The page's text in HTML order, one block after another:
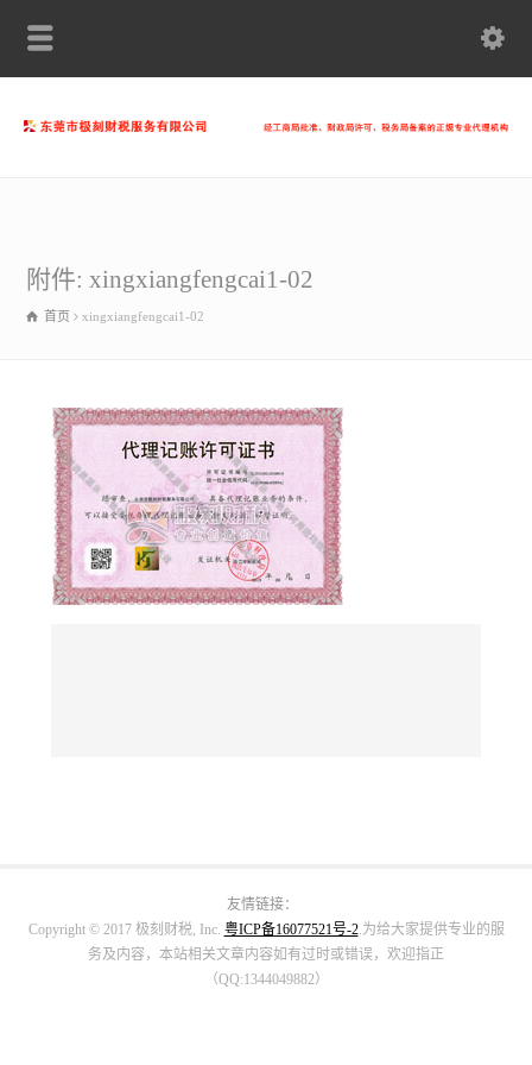
附件: xingxiangfengcai1-02
首页 xingxiangfengcai1-02
友情链接：
Copyright © 2017 极刻财税, Inc. 粤ICP备16077521号-2.为给大家提供专业的服
务及内容，本站相关文章内容如有过时或错误，欢迎指正
（QQ:1344049882）